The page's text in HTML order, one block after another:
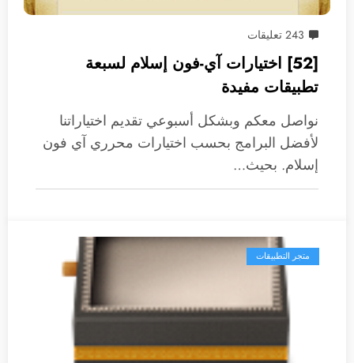
243 تعليقات
[52] اختيارات آي-فون إسلام لسبعة
تطبيقات مفيدة
نواصل معكم وبشكل أسبوعي تقديم اختياراتنا
لأفضل البرامج بحسب اختيارات محرري آي فون
إسلام. بحيث…
متجر التطبيقات